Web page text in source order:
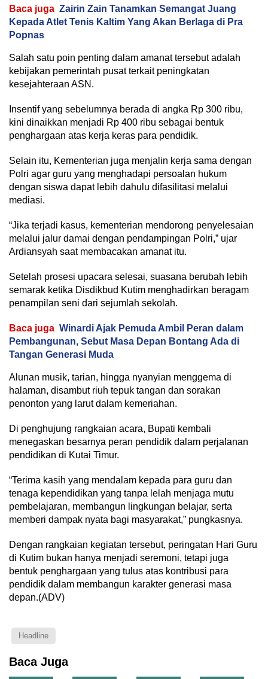
Baca juga Zairin Zain Tanamkan Semangat Juang
Kepada Atlet Tenis Kaltim Yang Akan Berlaga di Pra
Popnas
Salah satu poin penting dalam amanat tersebut adalah
kebijakan pemerintah pusat terkait peningkatan
kesejahteraan ASN.
Insentif yang sebelumnya berada di angka Rp 300 ribu,
kini dinaikkan menjadi Rp 400 ribu sebagai bentuk
penghargaan atas kerja keras para pendidik.
Selain itu, Kementerian juga menjalin kerja sama dengan
Polri agar guru yang menghadapi persoalan hukum
dengan siswa dapat lebih dahulu difasilitasi melalui
mediasi.
“Jika terjadi kasus, kementerian mendorong penyelesaian
melalui jalur damai dengan pendampingan Polri,” ujar
Ardiansyah saat membacakan amanat itu.
Setelah prosesi upacara selesai, suasana berubah lebih
semarak ketika Disdikbud Kutim menghadirkan beragam
penampilan seni dari sejumlah sekolah.
Baca juga Winardi Ajak Pemuda Ambil Peran dalam
Pembangunan, Sebut Masa Depan Bontang Ada di
Tangan Generasi Muda
Alunan musik, tarian, hingga nyanyian menggema di
halaman, disambut riuh tepuk tangan dan sorakan
penonton yang larut dalam kemeriahan.
Di penghujung rangkaian acara, Bupati kembali
menegaskan besarnya peran pendidik dalam perjalanan
pendidikan di Kutai Timur.
“Terima kasih yang mendalam kepada para guru dan
tenaga kependidikan yang tanpa lelah menjaga mutu
pembelajaran, membangun lingkungan belajar, serta
memberi dampak nyata bagi masyarakat,” pungkasnya.
Dengan rangkaian kegiatan tersebut, peringatan Hari Guru
di Kutim bukan hanya menjadi seremoni, tetapi juga
bentuk penghargaan yang tulus atas kontribusi para
pendidik dalam membangun karakter generasi masa
depan.(ADV)
Headline
Baca Juga